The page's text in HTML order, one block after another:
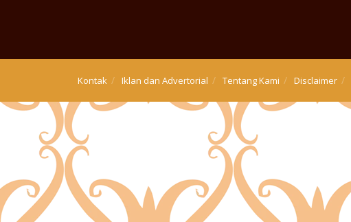
Kontak Iklan dan Advertorial Tentang Kami Disclaimer